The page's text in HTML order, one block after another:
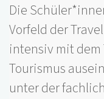
Die
Vorfeld der
intensiv mit
Tourismus
unter der